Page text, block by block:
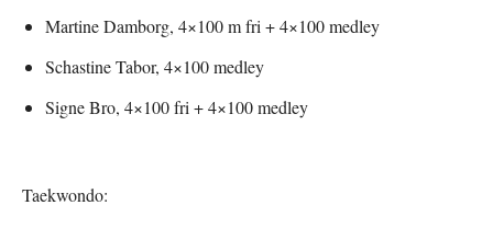
Martine Damborg, 4×100 m fri + 4×100 medley
Schastine Tabor, 4×100 medley
Signe Bro, 4×100 fri + 4×100 medley
Taekwondo: